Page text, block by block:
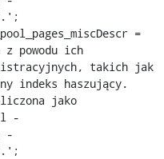
=
powodu ich
takich jak
indeks haszujący.
jako
-
-